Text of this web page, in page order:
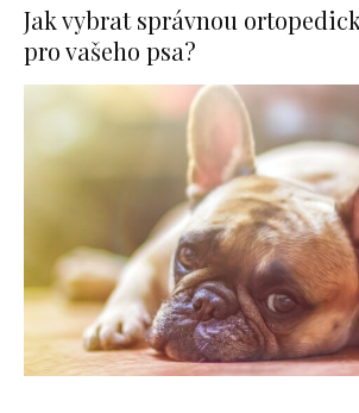
Jak vybrat správnou
pro vašeho psa?